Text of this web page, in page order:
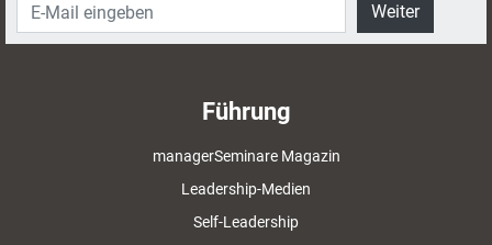
Weiter
Führung
managerSeminare Magazin
Leadership-Medien
Self-Leadership